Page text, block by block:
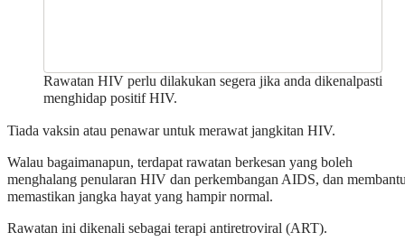
Rawatan HIV perlu dilakukan segera jika anda dikenalpasti
menghidap positif HIV.
Tiada vaksin atau penawar untuk merawat jangkitan HIV.
Walau bagaimanapun, terdapat rawatan berkesan yang boleh
menghalang penularan HIV dan perkembangan AIDS, dan
memastikan jangka hayat yang hampir normal.
Rawatan ini dikenali sebagai terapi antiretroviral (ART).